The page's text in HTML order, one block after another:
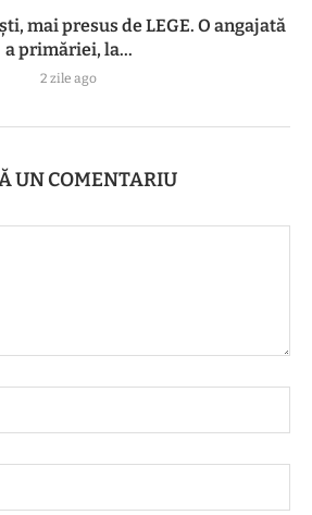
mai presus de LEGE. O angajată
a primăriei, la...
2 zile ago
UN COMENTARIU